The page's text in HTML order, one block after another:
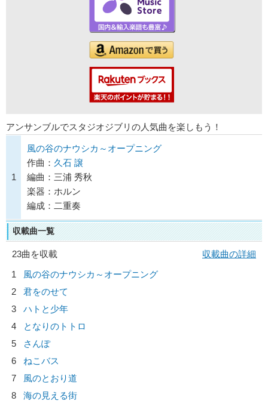
アンサンブルでスタジオジブリの人気曲を楽しもう！
1
風の谷のナウシカ～オープニング
作曲： 久石 譲
編曲：三浦 秀秋
楽器：ホルン
編成：二重奏
収載曲一覧
23曲を収載
収載曲の詳細
1
風の谷のナウシカ～オープニング
2
君をのせて
3
ハトと少年
4
となりのトトロ
5
さんぽ
6
ねこバス
7
風のとおり道
8
海の見える街